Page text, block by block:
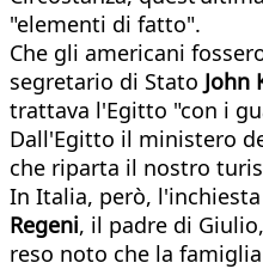
"elementi di fatto".
Che gli americani
segretario di Stato John
trattava l'Egitto "con i
Dall'Egitto il ministero
che riparta il nostro
In Italia, però,
Regeni, il padre di
reso noto che la